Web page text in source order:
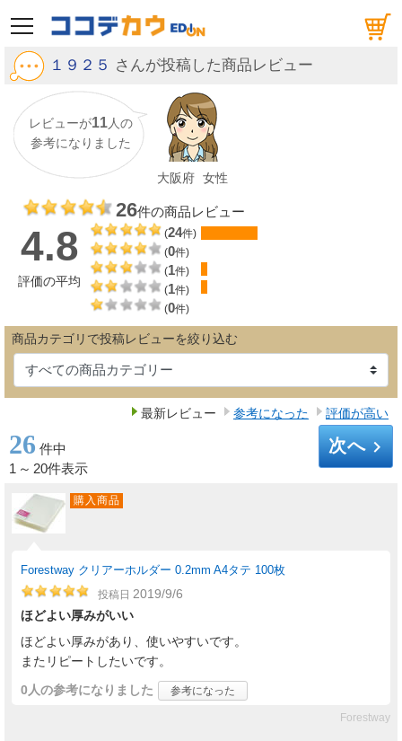
メニュー
１９２５ さんが投稿した商品レビュー
レビューが11人の
参考になりました
大阪府 女性
26件の商品レビュー
4.8
評価の平均
(24件)
(0件)
(1件)
(1件)
(0件)
商品カテゴリで投稿レビューを絞り込む
最新レビュー 参考になった 評価が高い
26 件中
1 ～ 20件表示
次へkeyboard_arrow_right
購入商品
Forestway クリアーホルダー 0.2mm A4タテ 100枚
投稿日 2019/9/6
ほどよい厚みがいい
ほどよい厚みがあり、使いやすいです。
またリピートしたいです。
0人の参考になりました 参考になった
Forestway